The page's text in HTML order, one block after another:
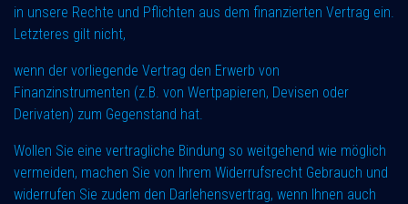
in unsere Rechte und Pflichten aus dem finanzierten Vertrag ein.
Letzteres gilt nicht,
wenn der vorliegende Vertrag den Erwerb von
Finanzinstrumenten (z.B. von Wertpapieren, Devisen oder
Derivaten) zum Gegenstand hat.
Wollen Sie eine vertragliche Bindung so weitgehend wie möglich
vermeiden, machen Sie von Ihrem Widerrufsrecht Gebrauch und
widerrufen Sie zudem den Darlehensvertrag, wenn Ihnen auch